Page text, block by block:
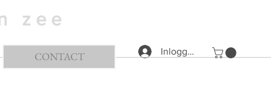
CONTACT Inloggen
z e e